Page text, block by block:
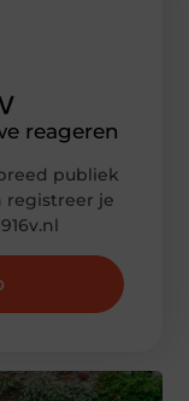
reageren
publiek
registreer je